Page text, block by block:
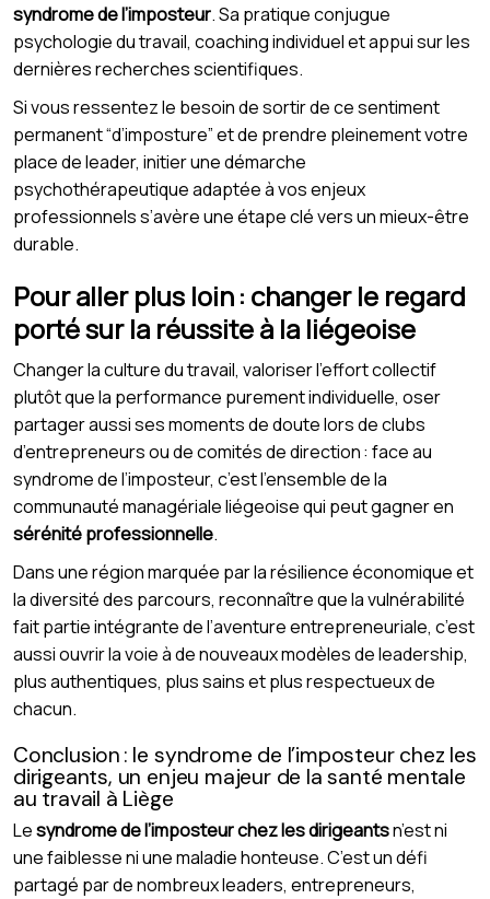
syndrome de l’imposteur. Sa pratique conjugue
psychologie du travail, coaching individuel et appui sur les
dernières recherches scientifiques.
Si vous ressentez le besoin de sortir de ce sentiment
permanent “d’imposture” et de prendre pleinement votre
place de leader, initier une démarche
psychothérapeutique adaptée à vos enjeux
professionnels s’avère une étape clé vers un mieux-être
durable.
Pour aller plus loin : changer le regard
porté sur la réussite à la liégeoise
Changer la culture du travail, valoriser l’effort collectif
plutôt que la performance purement individuelle, oser
partager aussi ses moments de doute lors de clubs
d’entrepreneurs ou de comités de direction : face au
syndrome de l’imposteur, c’est l’ensemble de la
communauté managériale liégeoise qui peut gagner en
sérénité professionnelle.
Dans une région marquée par la résilience économique et
la diversité des parcours, reconnaître que la vulnérabilité
fait partie intégrante de l’aventure entrepreneuriale, c’est
aussi ouvrir la voie à de nouveaux modèles de leadership,
plus authentiques, plus sains et plus respectueux de
chacun.
Conclusion : le syndrome de l’imposteur chez les
dirigeants, un enjeu majeur de la santé mentale
au travail à Liège
Lesyndrome de l’imposteur chez les dirigeantsn’est ni
une faiblesse ni une maladie honteuse. C’est un défi
partagé par de nombreux leaders, entrepreneurs,